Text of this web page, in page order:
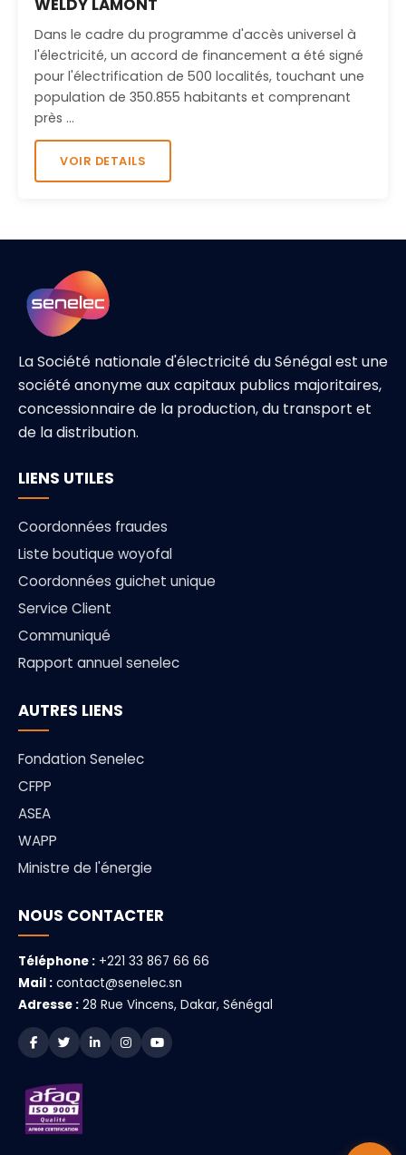
WELDY LAMONT
Dans le cadre du programme d'accès universel à
l'électricité, un accord de financement a été signé
pour l'électrification de 500 localités, touchant une
population de 350.855 habitants et comprenant
près …
VOIR DETAILS
La Société nationale d'électricité du Sénégal est une
société anonyme aux capitaux publics majoritaires,
concessionnaire de la production, du transport et
de la distribution.
LIENS UTILES
Coordonnées fraudes
Liste boutique woyofal
Coordonnées guichet unique
Service Client
Communiqué
Rapport annuel senelec
AUTRES LIENS
Fondation Senelec
CFPP
ASEA
WAPP
Ministre de l'énergie
NOUS CONTACTER
Téléphone : +221 33 867 66 66
Mail : contact@senelec.sn
Adresse : 28 Rue Vincens, Dakar, Sénégal